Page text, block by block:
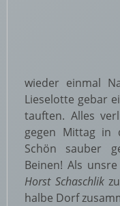
wieder einmal
Lieselotte gebar
tauften. Alles
gegen Mittag in
Schön sauber
Beinen! Als
Horst Schaschlik
halbe Dorf